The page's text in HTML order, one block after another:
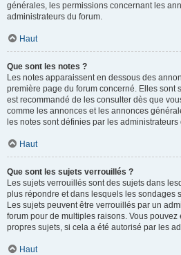
générales, les permissions concernant les
administrateurs du forum.
Haut
Que sont les notes ?
Les notes apparaissent en dessous des
première page du forum concerné. Elles sont
est recommandé de les consulter dès que
comme les annonces et les annonces
les notes sont définies par les administrateurs
Haut
Que sont les sujets verrouillés ?
Les sujets verrouillés sont des sujets dans
plus répondre et dans lesquels les sondages
Les sujets peuvent être verrouillés par un
forum pour de multiples raisons. Vous
propres sujets, si cela a été autorisé par les
Haut